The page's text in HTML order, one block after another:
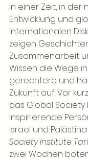
In einer Zeit, in der
Entwicklung und
internationalen
zeigen
Zusammenarbeit
Wissen die Wege
gerechtere und
Zukunft auf. Vor
das Global Society
inspirierende
Israel und
Society Institute
zwei Wochen